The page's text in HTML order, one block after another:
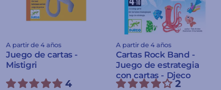
A partir de 4 años
Juego de cartas -
Mistigri
4
A partir de 4 años
Cartas Rock Band -
Juego de estrategia
con cartas - Djeco
2